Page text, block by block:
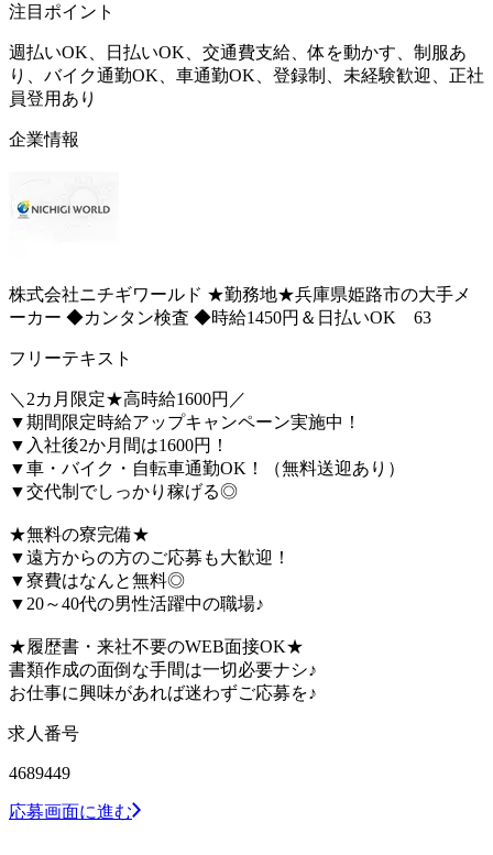
注目ポイント
週払いOK、日払いOK、交通費支給、体を動かす、制服あ
り、バイク通勤OK、車通勤OK、登録制、未経験歓迎、正社
員登用あり
企業情報
株式会社ニチギワールド ★勤務地★兵庫県姫路市の大手メ
ーカー ◆カンタン検査 ◆時給1450円＆日払いOK 63
フリーテキスト
＼2カ月限定★高時給1600円／
▼期間限定時給アップキャンペーン実施中！
▼入社後2か月間は1600円！
▼車・バイク・自転車通勤OK！（無料送迎あり）
▼交代制でしっかり稼げる◎
★無料の寮完備★
▼遠方からの方のご応募も大歓迎！
▼寮費はなんと無料◎
▼20～40代の男性活躍中の職場♪
★履歴書・来社不要のWEB面接OK★
書類作成の面倒な手間は一切必要ナシ♪
お仕事に興味があれば迷わずご応募を♪
求人番号
4689449
応募画面に進む